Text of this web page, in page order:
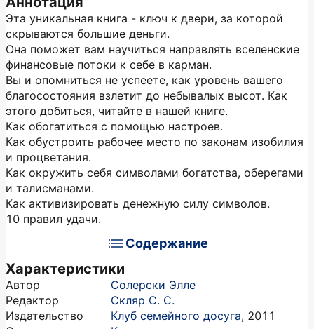
Эта уникальная книга - ключ к двери, за которой
скрываются большие деньги.
Она поможет вам научиться направлять вселенские
финансовые потоки к себе в карман.
Вы и опомниться не успеете, как уровень вашего
благосостояния взлетит до небывалых высот. Как
этого добиться, читайте в нашей книге.
Как обогатиться с помощью настроев.
Как обустроить рабочее место по законам изобилия
и процветания.
Как окружить себя символами богатства, оберегами
и талисманами.
Как активизировать денежную силу сим­волов.
10 правил удачи.
Содержание
Характеристики
Автор
Солерски Элле
Редактор
Скляр С. С.
Издательство
Клуб семейного досуга, 2011